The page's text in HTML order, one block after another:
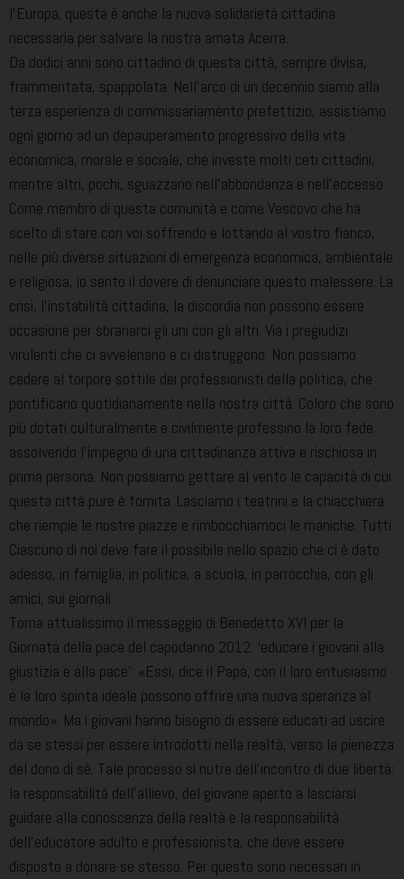
l’Europa; questa è anche la nuova solidarietà cittadina
necessaria per salvare la nostra amata Acerra.
Da dodici anni sono cittadino di questa città, sempre divisa,
frammentata, spappolata. Nell’arco di un decennio siamo alla
terza esperienza di commissariamento prefettizio, assistiamo
ogni giorno ad un depauperamento progressivo della vita
economica, morale e sociale, che investe molti ceti cittadini,
mentre altri, pochi, sguazzano nell’abbondanza e nell’eccesso.
Come membro di questa comunità e come Vescovo che ha
scelto di stare con voi soffrendo e lottando al vostro fianco,
nelle più diverse situazioni di emergenza economica, ambientale
e religiosa, io sento il dovere di denunciare questo malessere. La
crisi, l’instabilità cittadina, la discordia non possono essere
occasione per sbranarci gli uni con gli altri. Via i pregiudizi
virulenti che ci avvelenano e ci distruggono. Non possiamo
cedere al torpore sottile dei professionisti della politica, che
pontificano quotidianamente nella nostra città. Coloro che sono
più dotati culturalmente e civilmente professino la loro fede
assolvendo l’impegno di una cittadinanza attiva e rischiosa in
prima persona. Non possiamo gettare al vento le capacità di cui
questa città pure è fornita. Lasciamo i teatrini e la chiacchiera
che riempie le nostre piazze e rimbocchiamoci le maniche. Tutti.
Ciascuno di noi deve fare il possibile nello spazio che ci è dato
adesso, in famiglia, in politica, a scuola, in parrocchia, con gli
amici, sui giornali.
Torna attualissimo il messaggio di Benedetto XVI per la
Giornata della pace del capodanno 2012: ‘educare i giovani alla
giustizia e alla pace’: «Essi, dice il Papa, con il loro entusiasmo
e la loro spinta ideale possono offrire una nuova speranza al
mondo». Ma i giovani hanno bisogno di essere educati ad uscire
da se stessi per essere introdotti nella realtà, verso la pienezza
del dono di sé. Tale processo si nutre dell’incontro di due libertà:
la responsabilità dell’allievo, del giovane aperto a lasciarsi
guidare alla conoscenza della realtà e la responsabilità
dell’educatore adulto e professionista, che deve essere
disposto a donare se stesso. Per questo sono necessari in